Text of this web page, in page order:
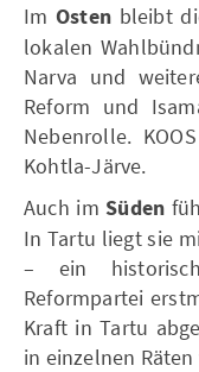
ImOsten bleibt
lokalen
Narva und
Reform und
Nebenrolle.
Kohtla-Järve.
Auch im Süden
In Tartu liegt sie
– ein
Reformpartei
Kraft in Tartu
in einzelnen